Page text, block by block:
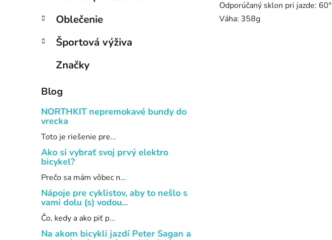
Oblečenie
Športová výživa
Značky
Blog
NORTHKIT nepremokavé bundy do
vrecka
Toto je riešenie pre...
Ako si vybrať svoj prvý elektro
bicykel?
Prečo sa mám vôbec n...
Nápoje pre cyklistov, aby to nešlo s
vami dolu (s) vodou...
Čo, kedy a ako piť p...
Na akom bicykli jazdí Peter Sagan a
Odporúčaný sklon pri jazde: 60°
Váha: 358g